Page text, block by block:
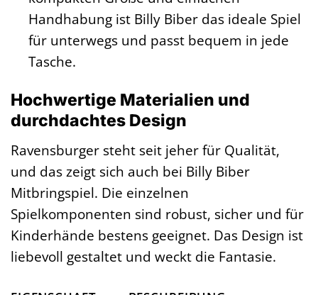
Handhabung ist Billy Biber das ideale Spiel
für unterwegs und passt bequem in jede
Tasche.
Hochwertige Materialien und
durchdachtes Design
Ravensburger steht seit jeher für Qualität,
und das zeigt sich auch bei Billy Biber
Mitbringspiel. Die einzelnen
Spielkomponenten sind robust, sicher und für
Kinderhände bestens geeignet. Das Design ist
liebevoll gestaltet und weckt die Fantasie.